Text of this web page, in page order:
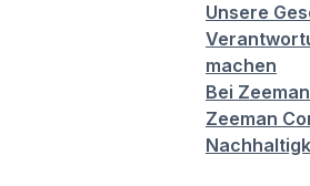
Unsere
machen
Bei
Zeeman